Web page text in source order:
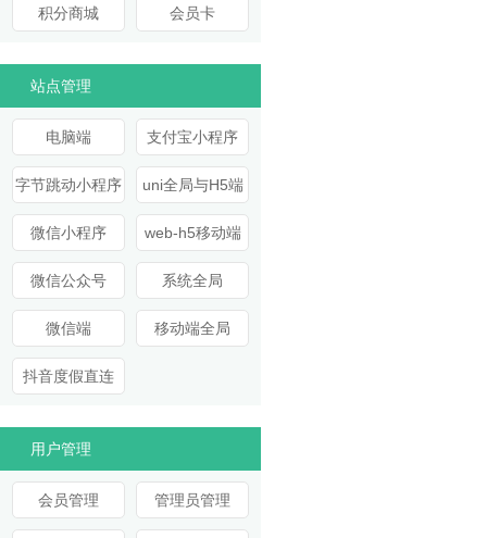
积分商城 会员卡
站点管理
电脑端 支付宝小程序
字节跳动小程序 uni全局与H5端
微信小程序 web-h5移动端
微信公众号 系统全局
微信端 移动端全局
抖音度假直连
用户管理
会员管理 管理员管理